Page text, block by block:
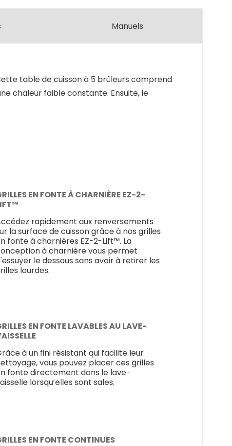
Manuels
table de cuisson à 5 brûleurs comprend
chaleur faible constante. Ensuite, le
EN FONTE À CHARNIÈRE EZ-2-
rapidement aux renversements
la surface de cuisson grâce à nos grilles
fonte à charnières EZ-2-Lift™. La
à charnière vous permet
le dessous sans avoir à retirer les
lourdes.
EN FONTE LAVABLES AU LAVE-
à un fini résistant qui facilite leur
vous pouvez placer ces grilles
fonte directement dans le lave-
lorsqu’elles sont sales.
EN FONTE CONTINUES